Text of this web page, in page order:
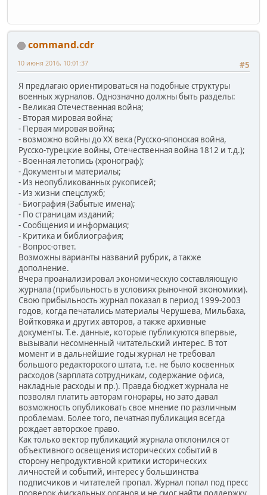
command.cdr
#5
10 июня 2016, 10:01:37
Я предлагаю ориентироваться на подобные структуры
военных журналов. Однозначно должны быть разделы:
- Великая Отечественная война;
- Вторая мировая война;
- Первая мировая война;
- возможно войны до ХХ века (Русско-японская война,
Русско-турецкие войны, Отечественная война 1812 и т.д.);
- Военная летопись (хронограф);
- Документы и материалы;
- Из неопубликованных рукописей;
- Из жизни спецслужб;
- Биография (Забытые имена);
- По страницам изданий;
- Сообщения и информация;
- Критика и библиография;
- Вопрос-ответ.
Возможны варианты названий рубрик, а также
дополнение.
Вчера проанализировал экономическую составляющую
журнала (прибыльность в условиях рыночной экономики).
Свою прибыльность журнал показал в период 1999-2003
годов, когда печатались материалы Черушева, Мильбаха,
Войтковяка и других авторов, а также архивные
документы. Т.е. данные, которые публикуются впервые,
вызывали несомненный читательский интерес. В тот
момент и в дальнейшие годы журнал не требовал
большого редакторского штата, т.е. не было косвенных
расходов (зарплата сотрудникам, содержание офиса,
накладные расходы и пр.). Правда бюджет журнала не
позволял платить авторам гонорары, но зато давал
возможность опубликовать свое мнение по различным
проблемам. Более того, печатная публикация всегда
рождает авторское право.
Как только вектор публикаций журнала отклонился от
объективного освещения исторических событий в
сторону непродуктивной критики исторических
личностей и событий, интерес у большинства
подписчиков и читателей пропал. Журнал попал под пресс